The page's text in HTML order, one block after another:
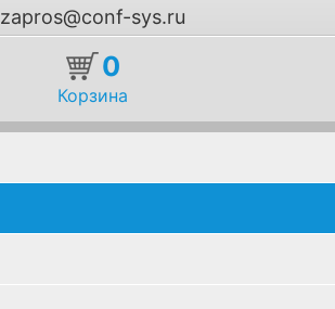
zapros@conf-sys.ru
0
Корзина